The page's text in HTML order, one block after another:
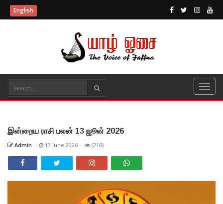
English
இன்றைய ராசி பலன் 13 ஜூன் 2026
Admin - 13 June 2026 - (216)